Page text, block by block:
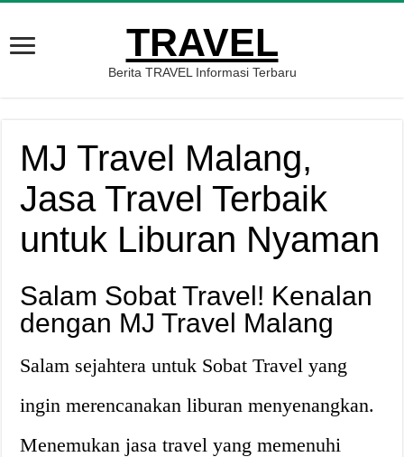
TRAVEL
Berita TRAVEL Informasi Terbaru
MJ Travel Malang,
Jasa Travel Terbaik
untuk Liburan Nyaman
Salam Sobat Travel! Kenalan
dengan MJ Travel Malang
Salam sejahtera untuk Sobat Travel yang
ingin merencanakan liburan menyenangkan.
Menemukan jasa travel yang memenuhi